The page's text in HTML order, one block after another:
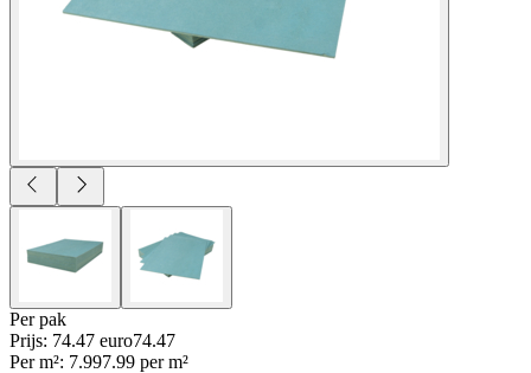
Per pak
Prijs: 74.47 euro74.47
Per m²: 7.997.99 per m²